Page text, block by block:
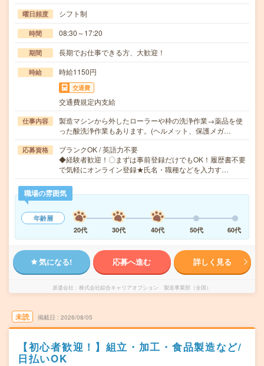
曜日頻度 シフト制
時間 08:30～17:20
期間 長期でお仕事できる方、大歓迎！
時給 時給1150円
交通費
交通費規定内支給
仕事内容
製造マシンから外したローラーや枠の洗浄作業→薬品を使
った酸洗浄作業もあります。(ヘルメット、保護メガ…
応募資格
ブランクOK / 英語力不要
◆経験者歓迎！〇まずは事前登録だけでもOK！履歴書不要
で気軽にオンライン登録★氏名・職種などを入力す…
職場の雰囲気
年齢層
20代
30代 40代 50代 60代
気になる! 応募へ進む 詳しく見る
派遣会社 株式会社綜合キャリアオプション 製造事業部（全国）
未読 掲載日 2026/08/05
【初心者歓迎！】組立・加工・食品製造など/
日払いOK